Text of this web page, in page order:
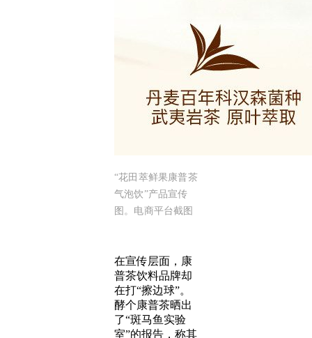
“花田萃鲜果康普茶
气泡饮”产品宣传
图。电商平台截图
在宣传层面，康
普茶饮料品牌却
在打“擦边球”。
酵个康普茶晒出
了“斑马鱼实验
室”的报告，称其